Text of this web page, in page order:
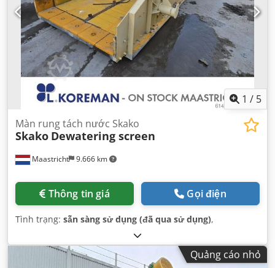
1 / 5
Maastricht 9.666 km
Màn rung tách nước Skako
Skako Dewatering screen
Thông tin giá Gọi điện
Tình trạng: sẵn sàng sử dụng (đã qua sử dụng),
Quảng cáo nhỏ